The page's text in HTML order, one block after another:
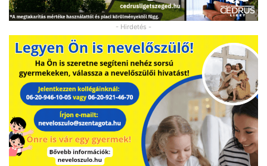
- Hirdetés -